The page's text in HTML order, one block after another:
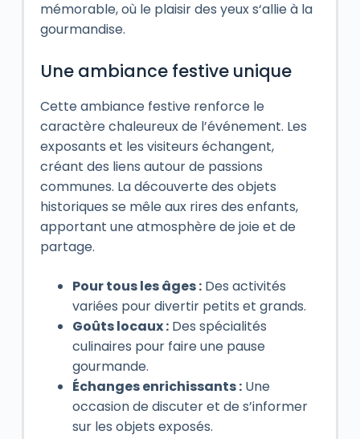
mémorable, où le plaisir des yeux s‘allie à la
gourmandise.
Une ambiance festive unique
Cette ambiance festive renforce le
caractère chaleureux de l’événement. Les
exposants et les visiteurs échangent,
créant des liens autour de passions
communes. La découverte des objets
historiques se mêle aux rires des enfants,
apportant une atmosphère de joie et de
partage.
Pour tous les âges :Des activités
variées pour divertir petits et grands.
Goûts locaux :Des spécialités
culinaires pour faire une pause
gourmande.
Échanges enrichissants :Une
occasion de discuter et de s’informer
sur les objets exposés.